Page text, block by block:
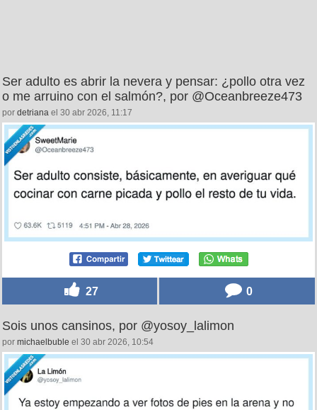
Ser adulto es abrir la nevera y pensar: ¿pollo otra vez
o me arruino con el salmón?, por @Oceanbreeze473
por detriana el 30 abr 2026, 11:17
27 0
Sois unos cansinos, por @yosoy_lalimon
por michaelbuble el 30 abr 2026, 10:54